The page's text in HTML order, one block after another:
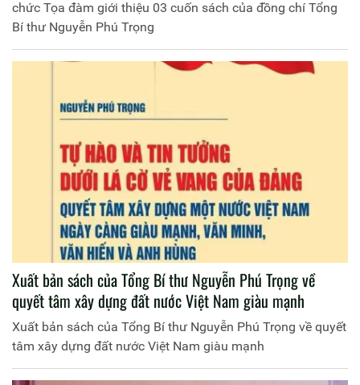
chức Tọa đàm giới thiệu 03 cuốn sách của đồng chí Tổng
Bí thư Nguyễn Phú Trọng
Xuất bản sách của Tổng Bí thư Nguyễn Phú Trọng về
quyết tâm xây dựng đất nước Việt Nam giàu mạnh
Xuất bản sách của Tổng Bí thư Nguyễn Phú Trọng về quyết
tâm xây dựng đất nước Việt Nam giàu mạnh